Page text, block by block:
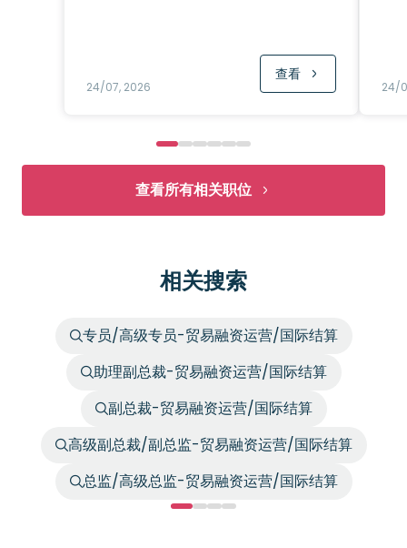
24/07, 2026
查看
24/
查看所有相关职位
相关搜索
专员/高级专员-贸易融资运营/国际结算
助理副总裁-贸易融资运营/国际结算
副总裁-贸易融资运营/国际结算
高级副总裁/副总监-贸易融资运营/国际结算
总监/高级总监-贸易融资运营/国际结算